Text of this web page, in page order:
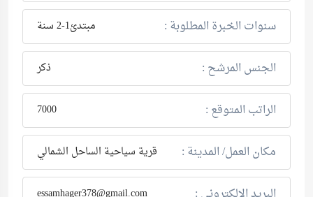
سنوات الخبرة المطلوبة : مبتدئ1-2 سنة
الجنس المرشح : ذكر
الراتب المتوقع : 7000
مكان العمل/ المدينة : قرية سياحية الساحل الشمالي